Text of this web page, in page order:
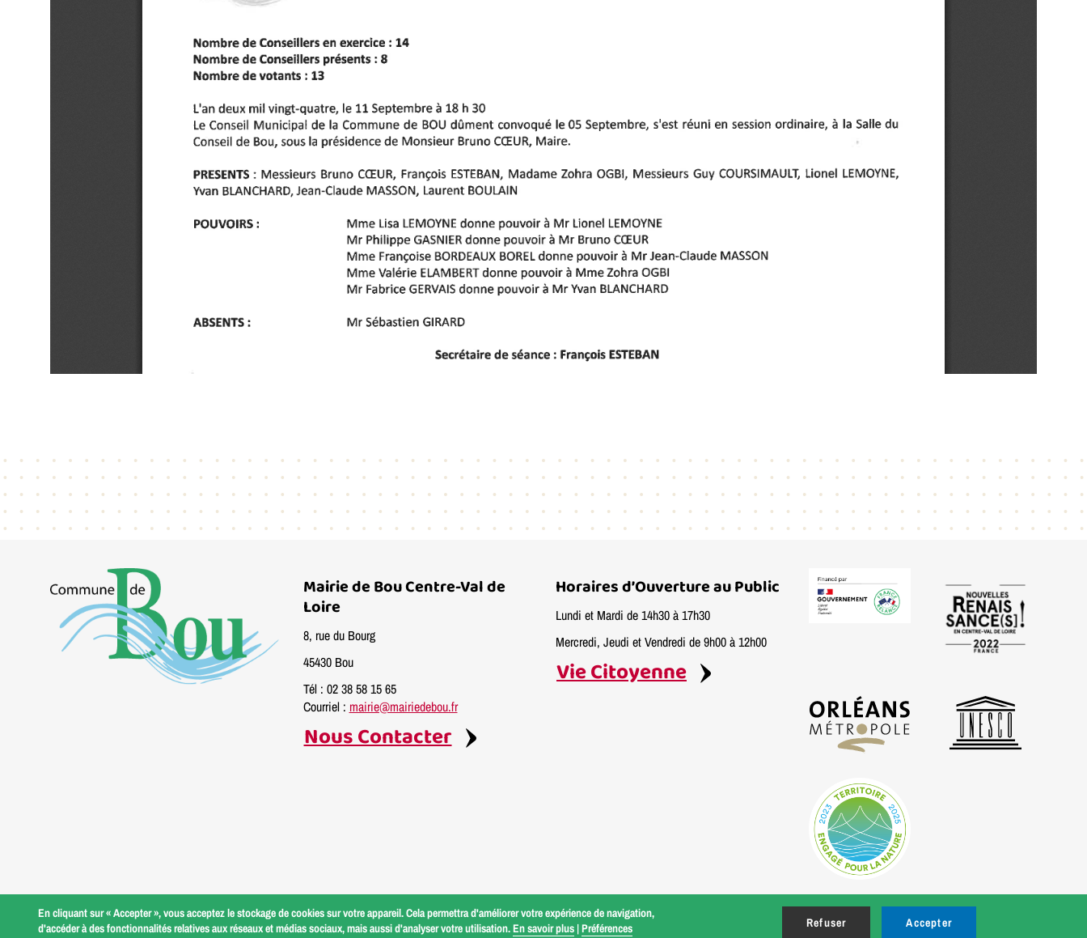
Mairie de Bou Centre-Val de
Loire
8, rue du Bourg
45430 Bou
Tél : 02 38 58 15 65
Courriel : mairie@mairiedebou.fr
Nous Contacter
Horaires d’Ouverture au Public
Lundi et Mardi de 14h30 à 17h30
Mercredi, Jeudi et Vendredi de 9h00 à 12h00
Vie Citoyenne
Menu
Pied
Gestion des cookies Mentions légales
En cliquant sur « Accepter », vous acceptez le stockage de cookies sur votre appareil. Cela permettra d'améliorer votre expérience de navigation,
d'accéder à des fonctionnalités relatives aux réseaux et médias sociaux, mais aussi d'analyser votre utilisation.En savoir plus |Préférences Refuser Accepter